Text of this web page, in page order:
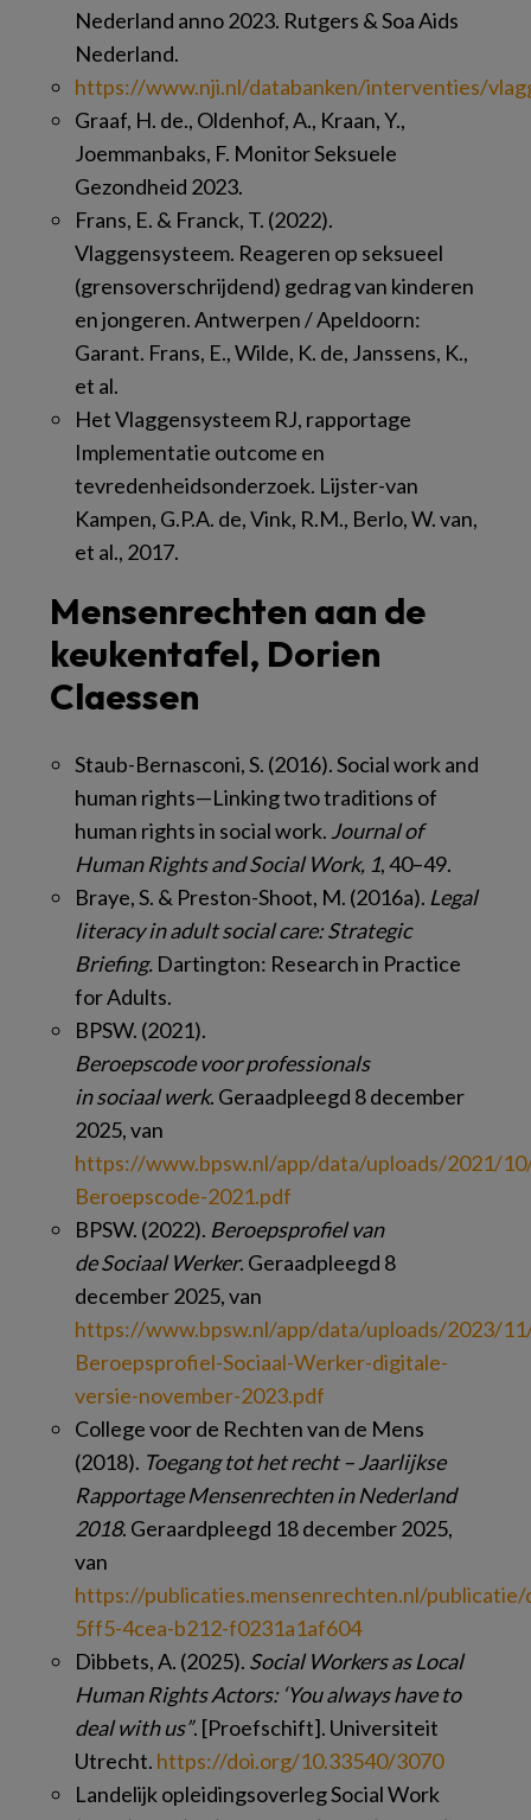
Nederland anno 2023. Rutgers & Soa Aids
Nederland.
https://www.nji.nl/databanken/interventies/
Graaf, H. de., Oldenhof, A., Kraan, Y.,
Joemmanbaks, F. Monitor Seksuele
Gezondheid 2023.
Frans, E. & Franck, T. (2022).
Vlaggensysteem. Reageren op seksueel
(grensoverschrijdend) gedrag van kinderen
en jongeren. Antwerpen / Apeldoorn:
Garant. Frans, E., Wilde, K. de, Janssens, K.,
et al.
Het Vlaggensysteem RJ, rapportage
Implementatie outcome en
tevredenheidsonderzoek. Lijster-van
Kampen, G.P.A. de, Vink, R.M., Berlo, W. van,
et al., 2017.
Mensenrechten aan de
keukentafel, Dorien
Claessen
Staub-Bernasconi, S. (2016). Social work and
human rights—Linking two traditions of
human rights in social work. Journal of
Human Rights and Social Work, 1, 40–49.
Braye, S. & Preston-Shoot, M. (2016a). Legal
literacy in adult social care: Strategic
Briefing. Dartington: Research in Practice
for Adults.
BPSW. (2021).
Beroepscode voor professionals
in sociaal werk. Geraadpleegd 8 december
2025, van
https://www.bpsw.nl/app/data/uploads/2021/
Beroepscode-2021.pdf
BPSW. (2022). Beroepsprofiel van
de Sociaal Werker. Geraadpleegd 8
december 2025, van
https://www.bpsw.nl/app/data/uploads/2023/
Beroepsprofiel-Sociaal-Werker-digitale-
versie-november-2023.pdf
College voor de Rechten van de Mens
(2018). Toegang tot het recht – Jaarlijkse
Rapportage Mensenrechten in Nederland
2018. Geraardpleegd 18 december 2025,
van
https://publicaties.mensenrechten.nl/publicatie/
5ff5-4cea-b212-f0231a1af604
Dibbets, A. (2025). Social Workers as Local
Human Rights Actors: ‘You always have to
deal with us”. [Proefschift]. Universiteit
Utrecht. https://doi.org/10.33540/3070
Landelijk opleidingsoverleg Social Work